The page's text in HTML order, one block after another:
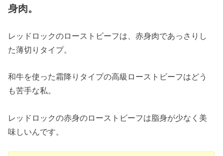
身肉。
レッドロックのローストビーフは、赤身肉であっさりし
た薄切りタイプ。
和牛を使った霜降りタイプの高級ローストビーフはどう
も苦手な私。
レッドロックの赤身のローストビーフは脂身が少なく美
味しいんです。